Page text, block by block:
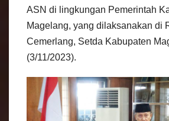
ASN di lingkungan Pemerintah
Magelang, yang dilaksanakan di
Cemerlang, Setda Kabupaten
(3/11/2023).